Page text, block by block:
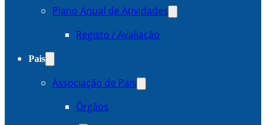
Plano Anual de Atividades
Registo / Avaliação
Pais
Associação de Pais
Órgãos